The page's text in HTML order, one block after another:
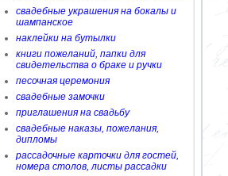
свадебные украшения на бокалы и
шампанское
наклейки на бутылки
книги пожеланий, папки для
свидетельства о браке и ручки
песочная церемония
свадебные замочки
приглашения на свадьбу
свадебные наказы, пожелания,
дипломы
рассадочные карточки для гостей,
номера столов, листы рассадки